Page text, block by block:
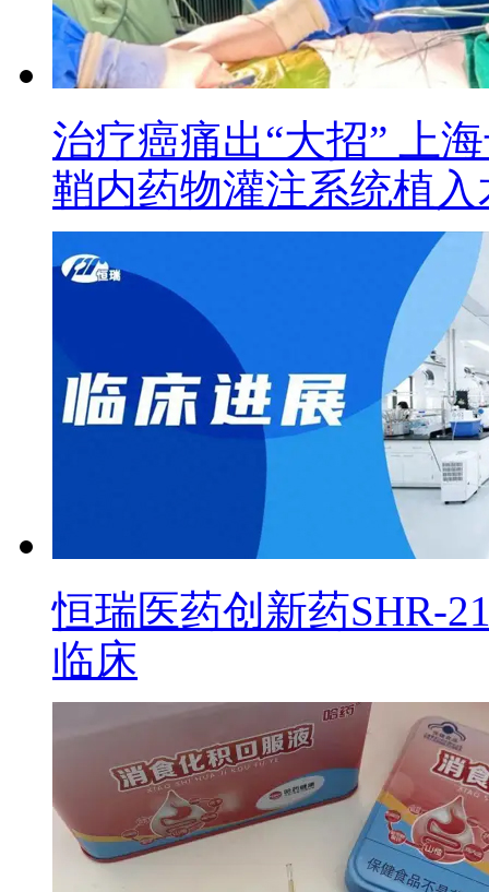
治疗癌痛出“大招” 上
鞘内药物灌注系统植入
恒瑞医药创新药SHR-
临床